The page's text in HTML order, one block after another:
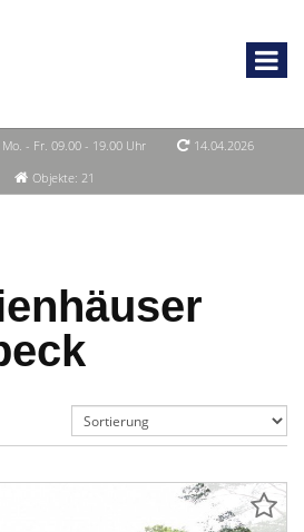
Mo. - Fr. 09.00 - 19.00 Uhr
14.04.2026
Objekte: 21